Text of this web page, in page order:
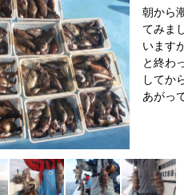
朝から
てみま
います
と終わ
してか
あがっ